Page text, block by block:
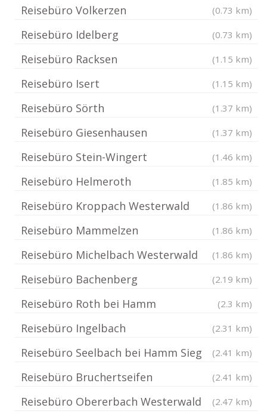
Reisebüro Volkerzen (0.73 km)
Reisebüro Idelberg (0.73 km)
Reisebüro Racksen (1.15 km)
Reisebüro Isert (1.15 km)
Reisebüro Sörth (1.37 km)
Reisebüro Giesenhausen (1.37 km)
Reisebüro Stein-Wingert (1.46 km)
Reisebüro Helmeroth (1.85 km)
Reisebüro Kroppach Westerwald (1.86 km)
Reisebüro Mammelzen (1.86 km)
Reisebüro Michelbach Westerwald (1.86 km)
Reisebüro Bachenberg (2.19 km)
Reisebüro Roth bei Hamm (2.3 km)
Reisebüro Ingelbach (2.31 km)
Reisebüro Seelbach bei Hamm Sieg (2.41 km)
Reisebüro Bruchertseifen (2.41 km)
Reisebüro Obererbach Westerwald (2.47 km)